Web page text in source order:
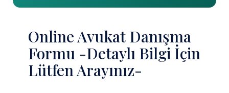
Online Avukat Danışma
Formu -Detaylı Bilgi İçin
Lütfen Arayınız-